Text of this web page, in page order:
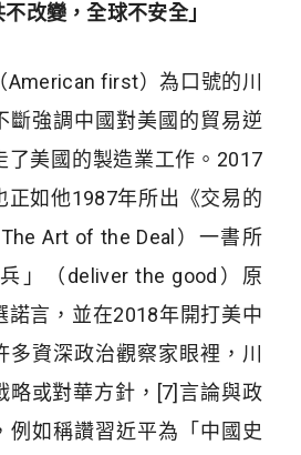
改變，全球不安全」
first）為口號的川
斷強調中國對美國的貿易逆
了美國的製造業工作。2017
正如他1987年所出《交易的
Art of the Deal）一書所
」（deliver the good）原
諾言，並在2018年開打美中
多資深政治觀察家眼裡，川
略或對華方針，[7]言論與政
例如稱讚習近平為「中國史